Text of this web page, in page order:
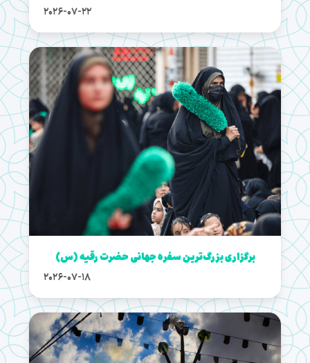
2026-07-22
برگزاری بزرگ‌ترین سفره جهانی حضرت رقیه (س)
2026-07-18